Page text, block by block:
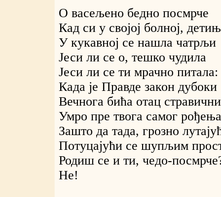
О васељено бедно посмрче
Кад си у својој болној,
У кукавној се нашла чатрљи
Јеси ли се о, тешко чудила
Јеси ли се ти мрачно питала:
Када је Правде закон дубоки
Вечнога бића отац стравични
Умро пре твога самог рођења
Зашто да тада, грозно
Потуцајући се шупљим
Родиш се и ти, чедо-
Не!